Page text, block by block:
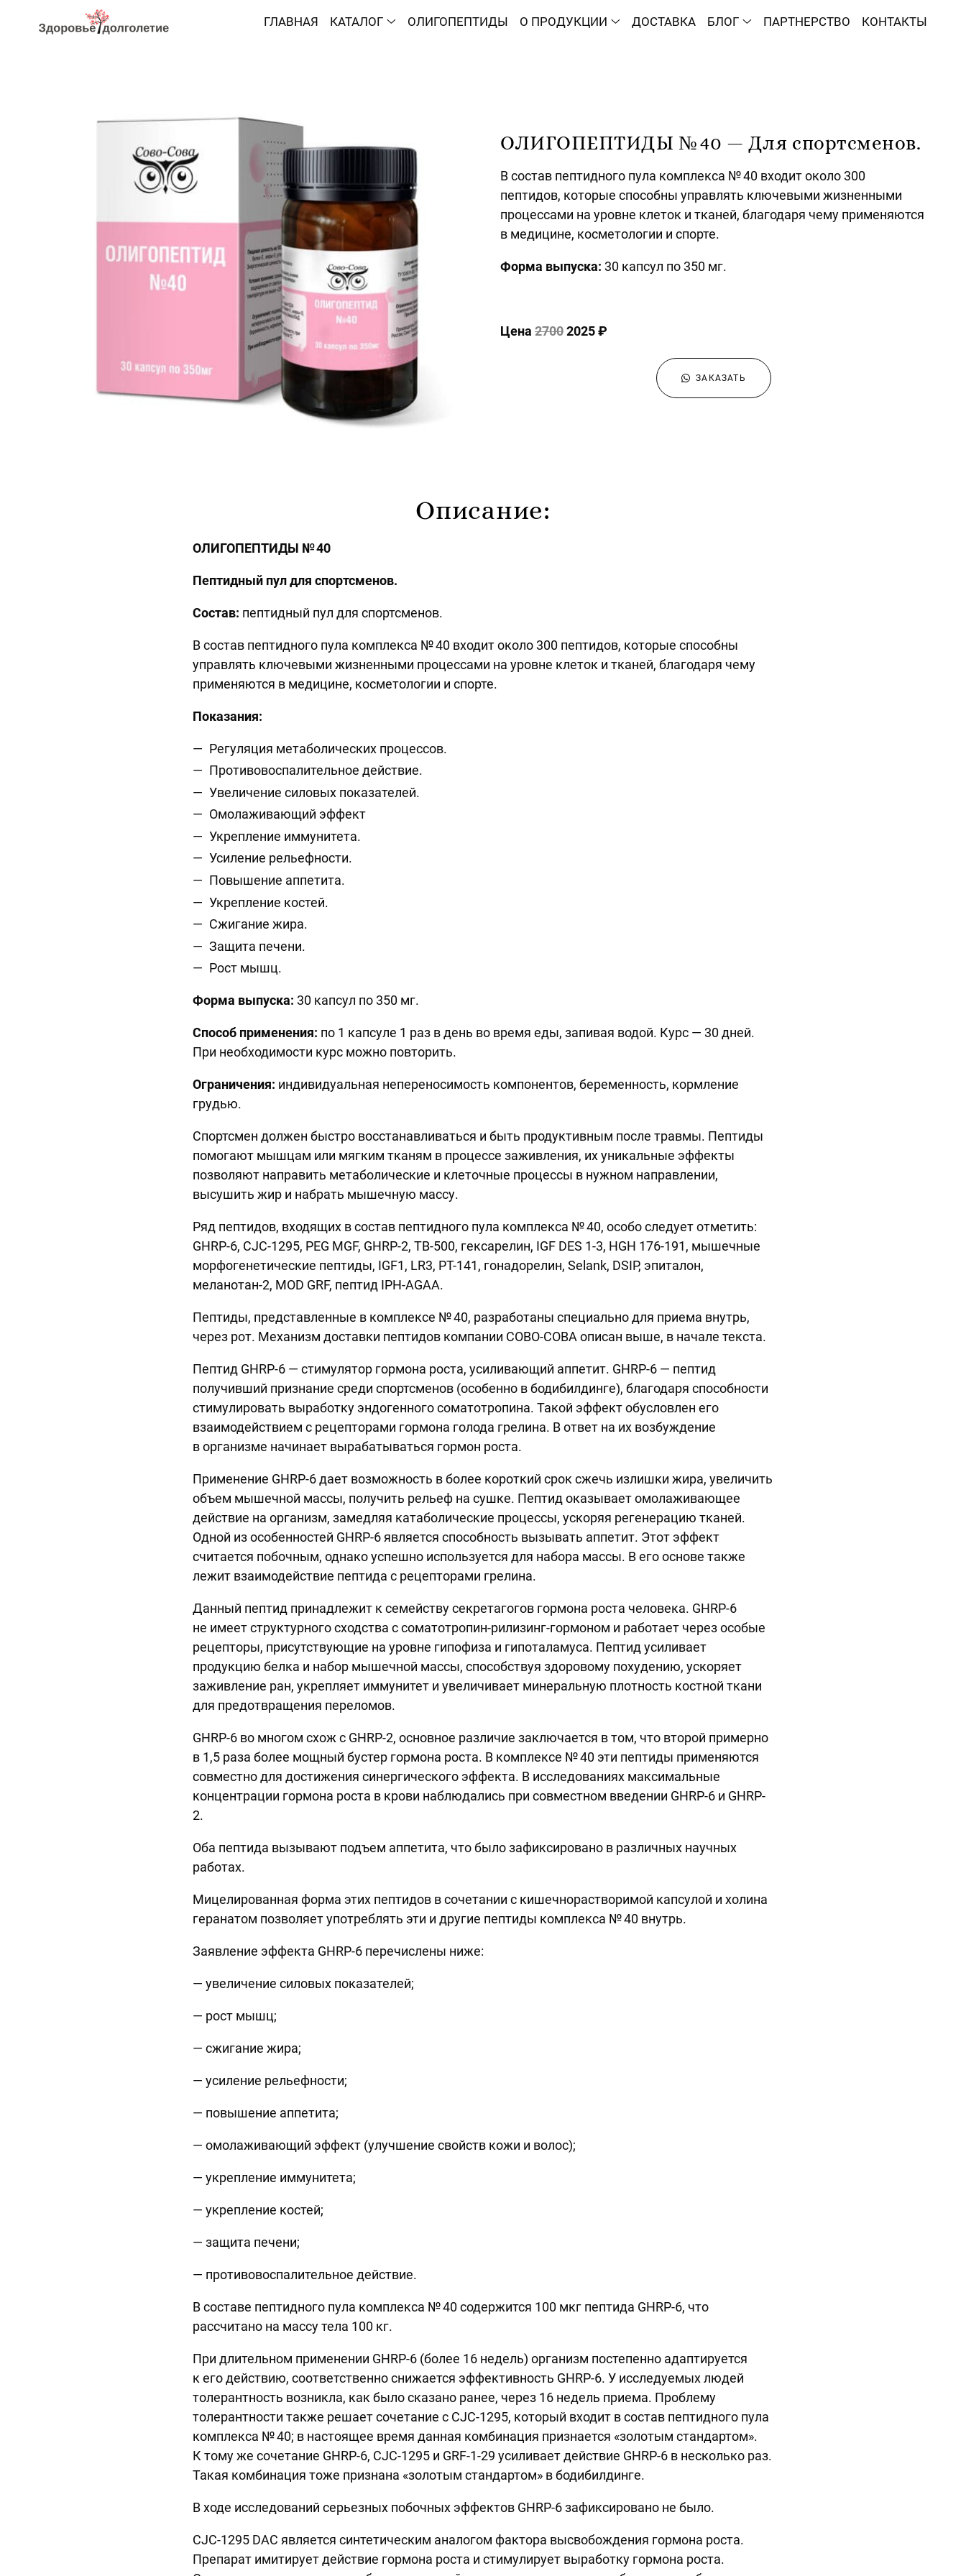
ГЛАВНАЯ КАТАЛОГ ОЛИГОПЕПТИДЫ О ПРОДУКЦИИ ДОСТАВКА БЛОГ ПАРТНЕРСТВО КОНТАКТЫ
ОЛИГОПЕПТИДЫ № 40 — Для спортсменов.
В состав пептидного пула комплекса № 40 входит около 300
пептидов, которые способны управлять ключевыми жизненными
процессами на уровне клеток и тканей, благодаря чему применяются
в медицине, косметологии и спорте.
Форма выпуска: 30 капсул по 350 мг.
Цена 27002025 ₽
ЗАКАЗАТЬ
Описание:
ОЛИГОПЕПТИДЫ № 40
Пептидный пул для спортсменов.
Состав: пептидный пул для спортсменов.
В состав пептидного пула комплекса № 40 входит около 300 пептидов, которые способны
управлять ключевыми жизненными процессами на уровне клеток и тканей, благодаря чему
применяются в медицине, косметологии и спорте.
Показания:
Регуляция метаболических процессов.
Противовоспалительное действие.
Увеличение силовых показателей.
Омолаживающий эффект
Укрепление иммунитета.
Усиление рельефности.
Повышение аппетита.
Укрепление костей.
Сжигание жира.
Защита печени.
Рост мышц.
Форма выпуска: 30 капсул по 350 мг.
Способ применения: по 1 капсуле 1 раз в день во время еды, запивая водой. Курс — 30 дней.
При необходимости курс можно повторить.
Ограничения: индивидуальная непереносимость компонентов, беременность, кормление
грудью.
Спортсмен должен быстро восстанавливаться и быть продуктивным после травмы. Пептиды
помогают мышцам или мягким тканям в процессе заживления, их уникальные эффекты
позволяют направить метаболические и клеточные процессы в нужном направлении,
высушить жир и набрать мышечную массу.
Ряд пептидов, входящих в состав пептидного пула комплекса № 40, особо следует отметить:
GHRP-6, CJC-1295, PEG MGF, GHRP-2, TB-500, гексарелин, IGF DES 1-3, HGH 176-191, мышечные
морфогенетические пептиды, IGF1, LR3, PT-141, гонадорелин, Selank, DSIP, эпиталон,
меланотан-2, MOD GRF, пептид IPH-AGАА.
Пептиды, представленные в комплексе № 40, разработаны специально для приема внутрь,
через рот. Механизм доставки пептидов компании СОВО-СОВА описан выше, в начале текста.
Пептид GHRP-6 — стимулятор гормона роста, усиливающий аппетит. GHRP-6 — пептид
получивший признание среди спортсменов (особенно в бодибилдинге), благодаря способности
стимулировать выработку эндогенного соматотропина. Такой эффект обусловлен его
взаимодействием с рецепторами гормона голода грелина. В ответ на их возбуждение
в организме начинает вырабатываться гормон роста.
Применение GHRP-6 дает возможность в более короткий срок сжечь излишки жира, увеличить
объем мышечной массы, получить рельеф на сушке. Пептид оказывает омолаживающее
действие на организм, замедляя катаболические процессы, ускоряя регенерацию тканей.
Одной из особенностей GHRP-6 является способность вызывать аппетит. Этот эффект
считается побочным, однако успешно используется для набора массы. В его основе также
лежит взаимодействие пептида с рецепторами грелина.
Данный пептид принадлежит к семейству секретагогов гормона роста человека. GHRP-6
не имеет структурного сходства с соматотропин-рилизинг-гормоном и работает через особые
рецепторы, присутствующие на уровне гипофиза и гипоталамуса. Пептид усиливает
продукцию белка и набор мышечной массы, способствуя здоровому похудению, ускоряет
заживление ран, укрепляет иммунитет и увеличивает минеральную плотность костной ткани
для предотвращения переломов.
GHRP-6 во многом схож с GHRP-2, основное различие заключается в том, что второй примерно
в 1,5 раза более мощный бустер гормона роста. В комплексе № 40 эти пептиды применяются
совместно для достижения синергического эффекта. В исследованиях максимальные
концентрации гормона роста в крови наблюдались при совместном введении GHRP-6 и GHRP-
2.
Оба пептида вызывают подъем аппетита, что было зафиксировано в различных научных
работах.
Мицелированная форма этих пептидов в сочетании с кишечнорастворимой капсулой и холина
геранатом позволяет употреблять эти и другие пептиды комплекса № 40 внутрь.
Заявление эффекта GHRP-6 перечислены ниже:
— увеличение силовых показателей;
— рост мышц;
— сжигание жира;
— усиление рельефности;
— повышение аппетита;
— омолаживающий эффект (улучшение свойств кожи и волос);
— укрепление иммунитета;
— укрепление костей;
— защита печени;
— противовоспалительное действие.
В составе пептидного пула комплекса № 40 содержится 100 мкг пептида GHRP-6, что
рассчитано на массу тела 100 кг.
При длительном применении GHRP-6 (более 16 недель) организм постепенно адаптируется
к его действию, соответственно снижается эффективность GHRP-6. У исследуемых людей
толерантность возникла, как было сказано ранее, через 16 недель приема. Проблему
толерантности также решает сочетание с CJC-1295, который входит в состав пептидного пула
комплекса № 40; в настоящее время данная комбинация признается «золотым стандартом».
К тому же сочетание GHRP-6, CJC-1295 и GRF-1-29 усиливает действие GHRP-6 в несколько раз.
Такая комбинация тоже признана «золотым стандартом» в бодибилдинге.
В ходе исследований серьезных побочных эффектов GHRP-6 зафиксировано не было.
CJC-1295 DAC является синтетическим аналогом фактора высвобождения гормона роста.
Препарат имитирует действие гормона роста и стимулирует выработку гормона роста.